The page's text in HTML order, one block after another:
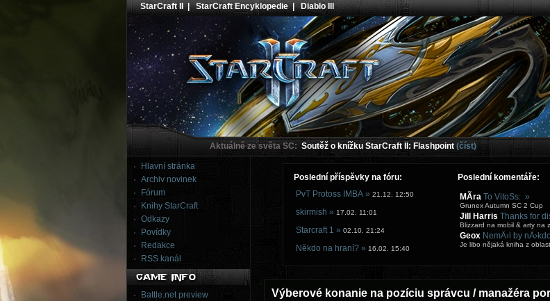
StarCraft II |StarCraft Encyklopedie|Diablo III
Aktuálně ze světa SC: Soutěž o knížku StarCraft II: Flashpoint (číst)
Hlavní stránka
Archiv novinek
Fórum
Knihy StarCraft
Odkazy
Povídky
Redakce
RSS kanál
Battle.net preview
Poslední příspěvky na fóru:
Poslední komentáře:
PvT Protoss IMBA » 21.12. 12:50
skirmish » 17.02. 11:01
Starcraft 1 » 02.10. 21:24
Někdo na hraní? » 16.02. 15:40
MÃ­ra To VitoSs: »
Grunex Autumn SC 2 Cup
Jill Harris Thanks for
Blizzard na mobil & arty na
Geox NemÄ›l by
Je libo nějaká kniha z
Výberové konanie na pozíciu správcu / manažéra